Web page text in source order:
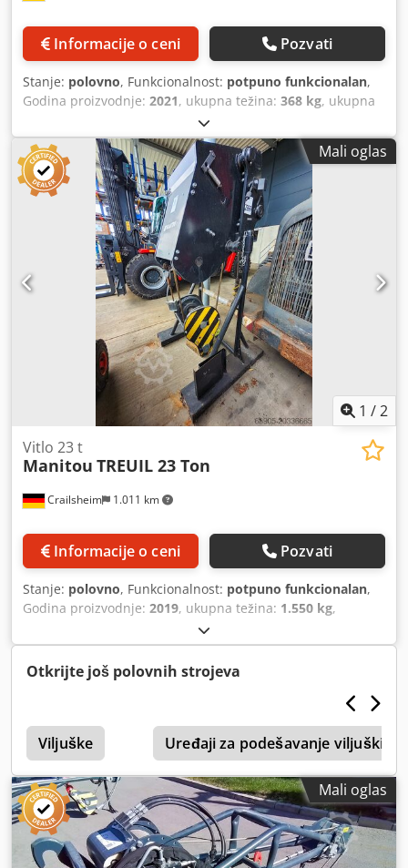
Informacije o ceni Pozvati
Stanje: polovno, Funkcionalnost: potpuno funkcionalan,
Godina proizvodnje: 2021, ukupna težina: 368 kg, ukupna
, ukupna dužina:
820 mm, nosivost:1.500 kg, Vitlo sa rešetkastim jarbolom
Proizvođač: Manitou Tip: PT 1500 Godina proizvodnje: 2021
Visina (mm): 900 Dužina (mm): 3.070 Nosivost (kg): 1.500
Težina (kg): 368 Dcedpfx Aeya Ixysd Njk Širina (mm): 820
Mali oglas
1 /2
Crailsheim 1.011 km
Vitlo 23 t
Manitou TREUIL 23 Ton
Informacije o ceni Pozvati
Stanje: polovno, Funkcionalnost: potpuno funkcionalan,
Godina proizvodnje: 2019, ukupna težina: 1.550 kg,
, ukupna dužina:
ukupna širina:1.240 mm, nosivost:23.000 kg, Vitlo
Proizvođač: Manitou Tip: TREUIL 23 Ton Godina
proizvodnje: 2019 Dcjdpoxpya Hofx Ad Nok Visina (mm):
2.580 Dužina (mm): 1.200 Nosivost (kg): 23.000 Težina (kg):
1.550 Širina (mm): 1.240
Otkrijte još polovnih strojeva
Viljuške Uređaji za podešavanje viljuški
Mali oglas